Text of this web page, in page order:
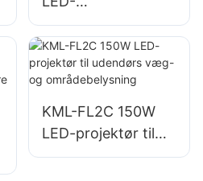
projektørleverandø
r til udendørs
billboards og store
skiltebelysninger
KML-FL2C 150W
LED-projektør til
udendørs væg- og